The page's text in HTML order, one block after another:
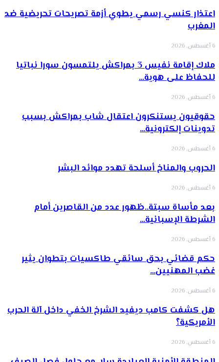
اعتذار كنسي رسمي يطوي أزمة تصريحات تحريضية ضد
المغرب
6 أغسطس, 2026
ملاك إقامة نفيس 3 بمراكش يلتمسون سورا نباتيا
للحفاظ على هوية…
6 أغسطس, 2026
حقوقيون يستنكرون اعتقال شاب بمراكش بسبب
تدوينات إلكترونية…
6 أغسطس, 2026
الحروب والمناخ أسلحة تهدد موائد البشر
6 أغسطس, 2026
بعد مأساة سبتة..ظهور عدد من القاصرين أمام
الشرطة الإسبانية…
6 أغسطس, 2026
حكم قضائي بحق سائقي طاكسيات بتطوان يثير
غضب المهنيين…
6 أغسطس, 2026
هل كشفت كامب ديفيد الشرخ الخفي داخل آلة الحرب
الأمريكية؟
6 أغسطس, 2026